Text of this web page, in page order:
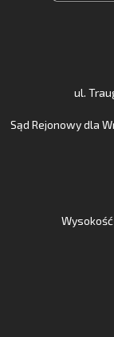
Huawei
Gallery
ul.
Sąd Rejonowy dla